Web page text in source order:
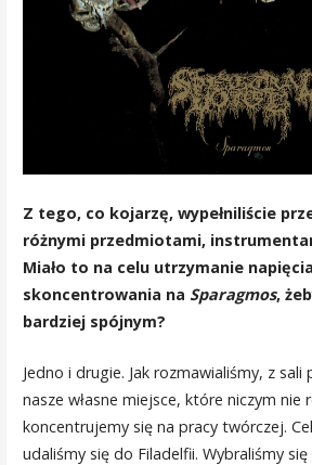
Z tego, co kojarzę, wypełniliście
różnymi przedmiotami,
Miało to na celu utrzymanie
skoncentrowania na Sparagmos,
bardziej spójnym?
Jedno i drugie. Jak rozmawialiśmy, z sali
nasze własne miejsce, które niczym nie
koncentrujemy się na pracy twórczej.
udaliśmy się do Filadelfii. Wybraliśmy